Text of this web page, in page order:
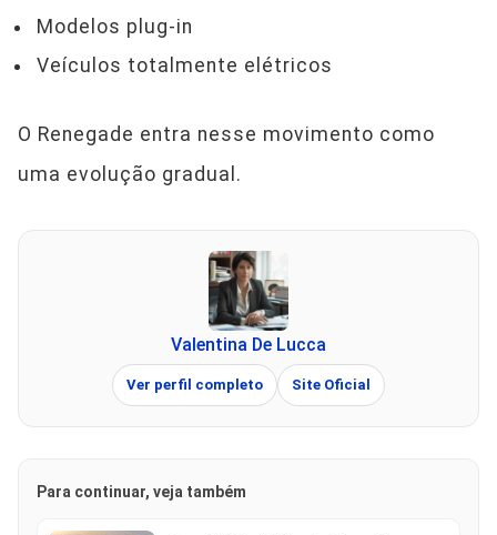
Modelos plug-in
Veículos totalmente elétricos
O Renegade entra nesse movimento como
uma evolução gradual.
Valentina De Lucca
Ver perfil completo Site Oficial
Para continuar, veja também